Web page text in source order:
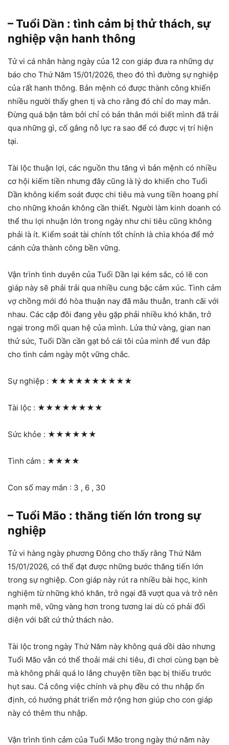
– Tuổi Dần : tình cảm bị thử thách, sự
nghiệp vận hanh thông
Tử vi cá nhân hàng ngày của 12 con giáp đưa ra những dự
báo cho Thứ Năm 15/01/2026, theo đó thì đường sự nghiệp
của rất hanh thông. Bản mệnh có được thành công khiến
nhiều người thấy ghen tị và cho rằng đó chỉ do may mắn.
Đừng quá bận tâm bởi chỉ có bản thân mới biết mình đã trải
qua những gì, cố gắng nỗ lực ra sao để có được vị trí hiện
tại.
Tài lộc thuận lợi, các nguồn thu tăng vì bản mệnh có nhiều
cơ hội kiếm tiền nhưng đây cũng là lý do khiến cho Tuổi
Dần không kiểm soát được chi tiêu mà vung tiền hoang phí
cho những khoản không cần thiết. Người làm kinh doanh có
thể thu lợi nhuận lớn trong ngày như chi tiêu cũng không
phải là ít. Kiểm soát tài chính tốt chính là chìa khóa để mở
cánh cửa thành công bền vững.
Vận trình tình duyên của Tuổi Dần lại kém sắc, có lẽ con
giáp này sẽ phải trải qua nhiều cung bậc cảm xúc. Tình cảm
vợ chồng mới đó hòa thuận nay đã mâu thuẫn, tranh cãi với
nhau. Các cặp đôi đang yêu gặp phải nhiều khó khăn, trở
ngại trong mối quan hệ của mình. Lửa thử vàng, gian nan
thử sức, Tuổi Dần cần gạt bỏ cái tôi của mình để vun đắp
cho tình cảm ngày một vững chắc.
Sự nghiệp : ★★★★★★★★★★
Tài lộc : ★★★★★★★★
Sức khỏe : ★★★★★★
Tình cảm : ★★★★
Con số may mắn : 3 , 6 , 30
– Tuổi Mão : thăng tiến lớn trong sự
nghiệp
Tử vi hàng ngày phương Đông cho thấy rằng Thứ Năm
15/01/2026, có thể đạt được những bước thăng tiến lớn
trong sự nghiệp. Con giáp này rút ra nhiều bài học, kinh
nghiệm từ những khó khăn, trở ngại đã vượt qua và trở nên
mạnh mẽ, vững vàng hơn trong tương lai dù có phải đối
diện với bất cứ thử thách nào.
Tài lộc trong ngày Thứ Năm này không quá dồi dào nhưng
Tuổi Mão vẫn có thể thoải mái chi tiêu, đi chơi cùng bạn bè
mà không phải quá lo lắng chuyện tiền bạc bị thiếu trước
hụt sau. Cả công việc chính và phụ đều có thu nhập ổn
định, có hướng phát triển mở rộng hơn giúp cho con giáp
này có thêm thu nhập.
Vận trình tình cảm của Tuổi Mão trong ngày thứ năm này